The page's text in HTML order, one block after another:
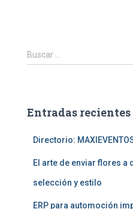
B
u
r
Buscar …
Entradas recientes
Directorio:
El arte de enviar flores
selección y estilo
ERP para automoción